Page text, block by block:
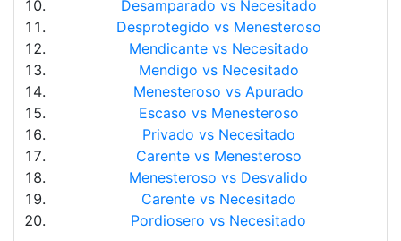
Desamparado vs Necesitado
Desprotegido vs Menesteroso
Mendicante vs Necesitado
Mendigo vs Necesitado
Menesteroso vs Apurado
Escaso vs Menesteroso
Privado vs Necesitado
Carente vs Menesteroso
Menesteroso vs Desvalido
Carente vs Necesitado
Pordiosero vs Necesitado